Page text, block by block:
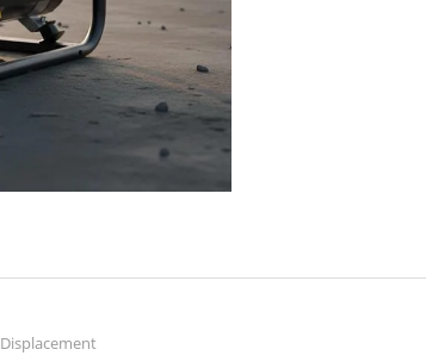
Displacement: